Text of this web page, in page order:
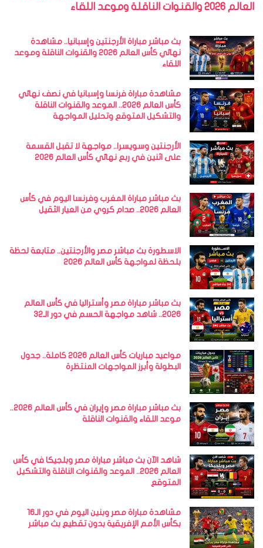
العالم 2026 والقنوات الناقلة وموعد اللقاء
بث مباشر مباراة الأرجنتين وإسبانيا.. مشاهدة
نهائي كأس العالم 2026 والقنوات الناقلة وموعد
اللقاء
مشاهدة مباراة فرنسا وإسبانيا في نصف نهائي
كأس العالم 2026.. الموعد والقنوات الناقلة
والتشكيل المتوقع وتحليل المواجهة
الأرجنتين وسويسرا.. مواجهة لا تقبل القسمة
على اثنين في ربع نهائي كأس العالم 2026
بث مباشر مباراة المغرب وفرنسا اليوم في كأس
العالم 2026.. صدام كروي من العيار الثقيل
الاسطورة بث مباشر مصر والأرجنتين.. متابعة لحظة
بلحظة لمواجهة كأس العالم 2026
بث مباشر مباراة مصر وأستراليا في كأس العالم
2026.. شاهد مواجهة الحسم في دور الـ32
مواعيد مباريات كأس العالم 2026 كاملة.. جدول
البطولة وأبرز المواجهات المنتظرة
بث مباشر مباراة مصر وإيران في كأس العالم 2026..
موعد اللقاء والقنوات الناقلة
شاهد الآن بث مباشر مباراة مصر وبلجيكا في كأس
العالم 2026.. الموعد والقنوات الناقلة والتشكيل
المتوقع
مشاهدة مباراة مصر وبنين اليوم في دور الـ16
بكأس الأمم الإفريقية بدون تقطيع بث مباشر